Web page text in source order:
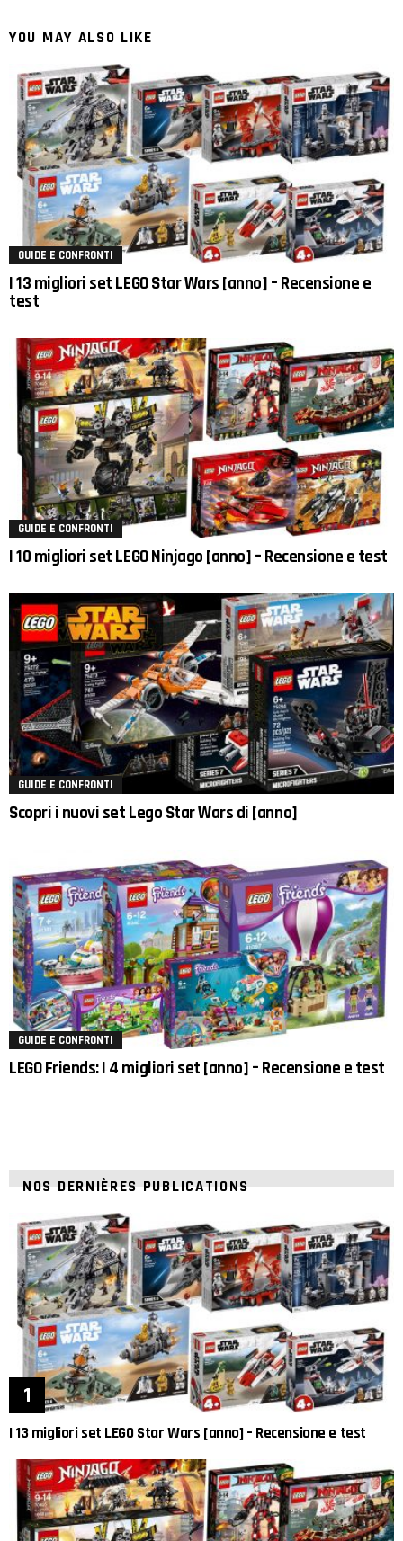
YOU MAY ALSO LIKE
GUIDE E CONFRONTI
I 13 migliori set LEGO Star Wars [anno] – Recensione e
test
GUIDE E CONFRONTI
I 10 migliori set LEGO Ninjago [anno] – Recensione e test
GUIDE E CONFRONTI
Scopri i nuovi set Lego Star Wars di [anno]
GUIDE E CONFRONTI
LEGO Friends: I 4 migliori set [anno] – Recensione e test
NOS DERNIÈRES PUBLICATIONS
I 13 migliori set LEGO Star Wars [anno] – Recensione e test